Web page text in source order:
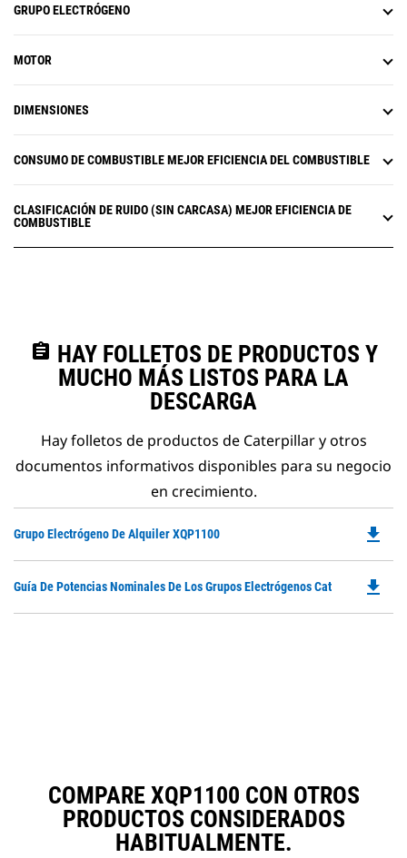
GRUPO ELECTRÓGENO
MOTOR
DIMENSIONES
CONSUMO DE COMBUSTIBLE MEJOR EFICIENCIA DEL COMBUSTIBLE
CLASIFICACIÓN DE RUIDO (SIN CARCASA) MEJOR EFICIENCIA DE
COMBUSTIBLE
assignment HAY FOLLETOS DE PRODUCTOS Y
MUCHO MÁS LISTOS PARA LA
DESCARGA
Hay folletos de productos de Caterpillar y otros
documentos informativos disponibles para su negocio
en crecimiento.
Grupo Electrógeno De Alquiler XQP1100
a
file_download
Guía De Potencias Nominales De Los Grupos Electrógenos Cat file_download
COMPARE XQP1100 CON OTROS
PRODUCTOS CONSIDERADOS
HABITUALMENTE.